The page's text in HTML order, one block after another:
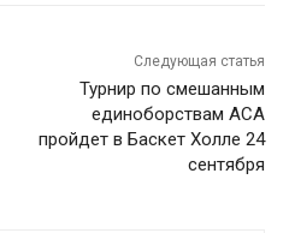
Следующая статья
Турнир по смешанным
единоборствам АСА
пройдет в Баскет Холле 24
сентября